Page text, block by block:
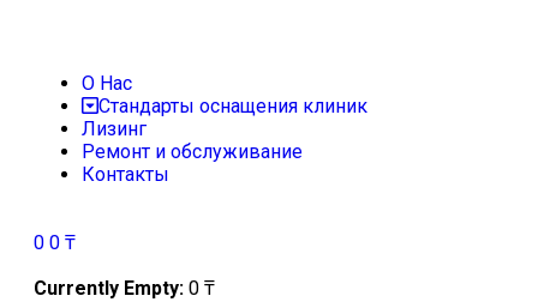
О Нас
Стандарты оснащения клиник
Лизинг
Ремонт и обслуживание
Контакты
0 0 ₸
Currently Empty: 0 ₸